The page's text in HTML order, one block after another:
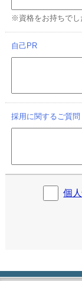
※資格をお持ちでし
自己PR
採用に関するご質問
個